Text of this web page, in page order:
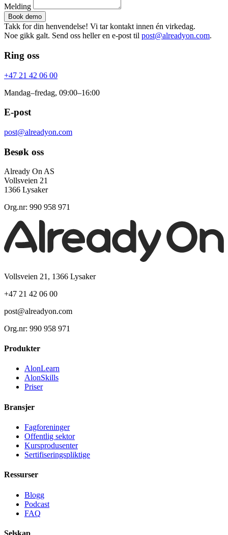
Melding
Book demo
Takk for din henvendelse! Vi tar kontakt innen én virkedag.
Noe gikk galt. Send oss heller en e-post til post@alreadyon.com.
Ring oss
+47 21 42 06 00
Mandag–fredag, 09:00–16:00
E-post
post@alreadyon.com
Besøk oss
Already On AS
Vollsveien 21
1366 Lysaker
Org.nr: 990 958 971
Vollsveien 21, 1366 Lysaker
+47 21 42 06 00
post@alreadyon.com
Org.nr: 990 958 971
Produkter
AlonLearn
AlonSkills
Priser
Bransjer
Fagforeninger
Offentlig sektor
Kursprodusenter
Sertifiseringspliktige
Ressurser
Blogg
Podcast
FAQ
Selskap